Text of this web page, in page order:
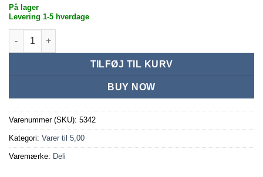
På lager
Levering 1-5 hverdage
A4 plast mappe med stål klemme Blå antal
TILFØJ TIL KURV
BUY NOW
Varenummer (SKU): 5342
Kategori: Varer til 5,00
Varemærke: Deli